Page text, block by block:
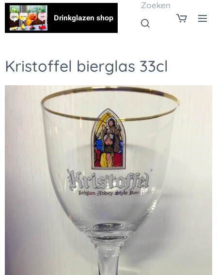
Drinkglazen shop
Zoeken
Kristoffel bierglas 33cl